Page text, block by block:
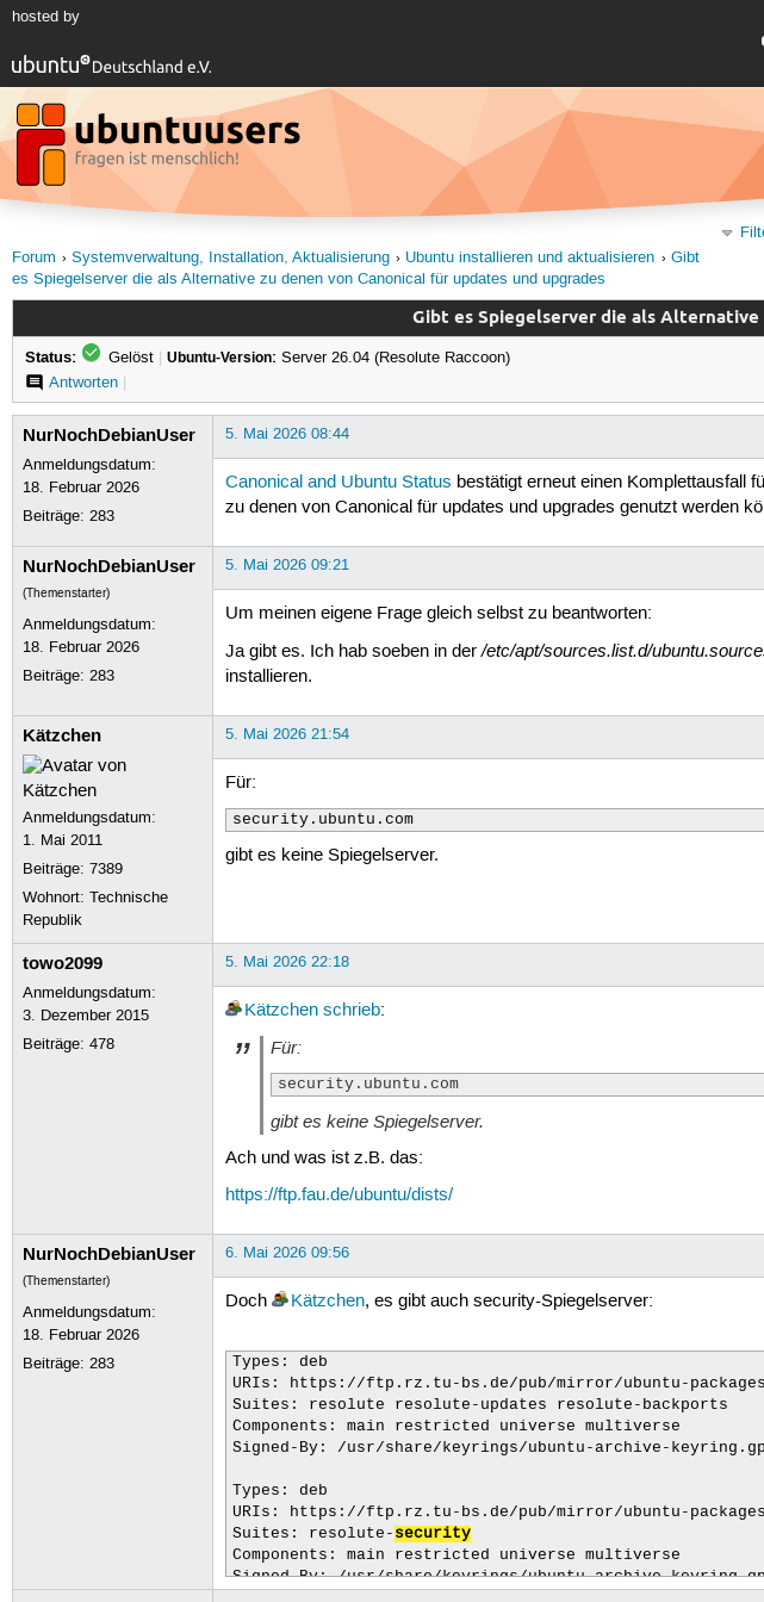
hosted by
Forum
Systemverwaltung, Installation, Aktualisierung Ubuntu installieren und aktualisieren
Gibt
es Spiegelserver die als Alternative zu denen von Canonical für updates und upgrades
Gibt es Spiegelserver die als
Status: Gelöst | Ubuntu-Version: Server 26.04 (Resolute Raccoon)
Antworten|
NurNochDebianUser
Anmeldungsdatum:
18. Februar 2026
Beiträge:283
5. Mai 2026 08:44
Canonical and Ubuntu Status bestätigt erneut einen Komplettausfall
zu denen von Canonical für updates und upgrades genutzt werden
NurNochDebianUser
(Themenstarter)
Anmeldungsdatum:
18. Februar 2026
Beiträge:283
5. Mai 2026 09:21
Um meinen eigene Frage gleich selbst zu beantworten:
Ja gibt es. Ich hab soeben in der/etc/apt/sources.list.d/
installieren.
Kätzchen
Anmeldungsdatum:
1. Mai 2011
Beiträge:7389
Wohnort: Technische
Republik
5. Mai 2026 21:54
Für:
security.ubuntu.com
gibt es keine Spiegelserver.
towo2099
Anmeldungsdatum:
3. Dezember 2015
Beiträge:478
5. Mai 2026 22:18
Kätzchen schrieb:
Für:
security.ubuntu.com
gibt es keine Spiegelserver.
Ach und was ist z.B. das:
https://ftp.fau.de/ubuntu/dists/
NurNochDebianUser
(Themenstarter)
Anmeldungsdatum:
18. Februar 2026
Beiträge:283
6. Mai 2026 09:56
Doch Kätzchen, es gibt auch security-Spiegelserver:
Types: deb
URIs: https://ftp.rz.tu-bs.de/pub/mirror/ubuntu-
Suites: resolute resolute-updates resolute-backports
Components: main restricted universe multiverse
Signed-By: /usr/share/keyrings/ubuntu-archive-
Types: deb
URIs: https://ftp.rz.tu-bs.de/pub/mirror/ubuntu-
Suites: resolute- security
Components: main restricted universe multiverse
Signed-By: /usr/share/keyrings/ubuntu-archive-